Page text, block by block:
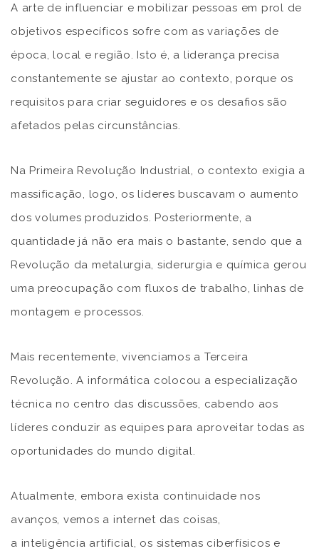
A arte de influenciar e mobilizar pessoas em prol de
objetivos específicos sofre com as variações de
época, local e região. Isto é, a liderança precisa
constantemente se ajustar ao contexto, porque os
requisitos para criar seguidores e os desafios são
afetados pelas circunstâncias.
Na Primeira Revolução Industrial, o contexto exigia a
massificação, logo, os líderes buscavam o aumento
dos volumes produzidos. Posteriormente, a
quantidade já não era mais o bastante, sendo que a
Revolução da metalurgia, siderurgia e química gerou
uma preocupação com fluxos de trabalho, linhas de
montagem e processos.
Mais recentemente, vivenciamos a Terceira
Revolução. A informática colocou a especialização
técnica no centro das discussões, cabendo aos
líderes conduzir as equipes para aproveitar todas as
oportunidades do mundo digital.
Atualmente, embora exista continuidade nos
avanços, vemos a internet das coisas,
a inteligência artificial, os sistemas ciberfísicos e